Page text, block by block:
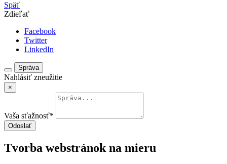
Späť
Zdieľať
Facebook
Twitter
LinkedIn
Správa
Nahlásiť zneužitie
×
Vaša sťažnosť*
Odoslať
Tvorba webstránok na mieru